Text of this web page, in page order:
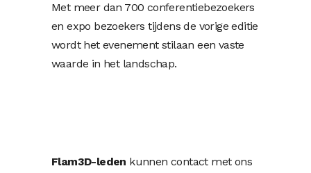
Met meer dan 700 conferentiebezoekers
en expo bezoekers tijdens de vorige editie
wordt het evenement stilaan een vaste
waarde in het landschap.
Flam3D-leden kunnen contact met ons